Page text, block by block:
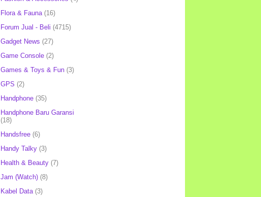
Flora & Fauna (16)
Forum Jual - Beli (4715)
Gadget News (27)
Game Console (2)
Games & Toys & Fun (3)
GPS (2)
Handphone (35)
Handphone Baru Garansi
(18)
Handsfree (6)
Handy Talky (3)
Health & Beauty (7)
Jam (Watch) (8)
Kabel Data (3)